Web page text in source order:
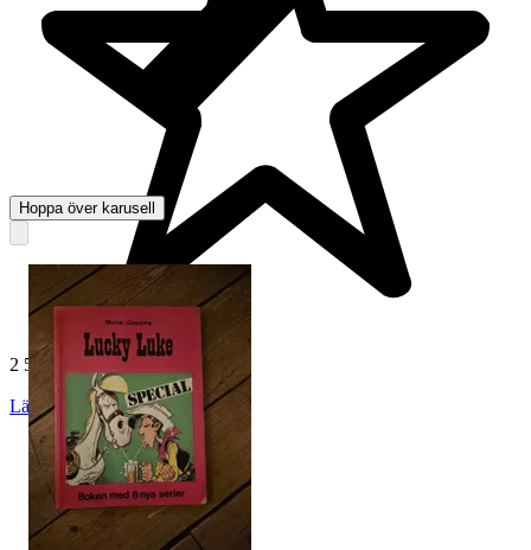
2 507 omdömen
Läs omdömen Följ
Hoppa över karusell